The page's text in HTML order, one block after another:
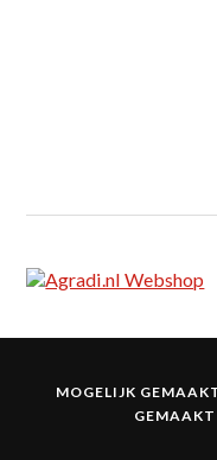
MOGELIJK